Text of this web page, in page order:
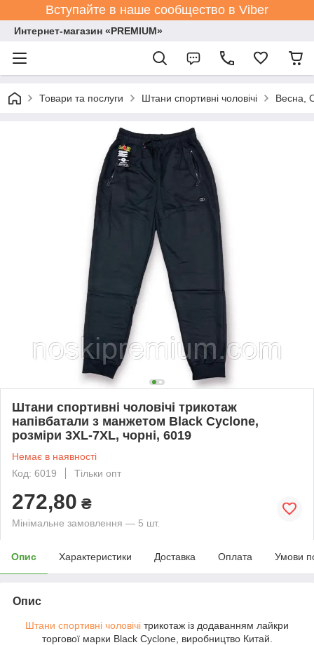
Вступайте в наше сообщество в Viber
Интернет-магазин «PREMIUM»
Товари та послуги Штани спортивні чоловічі Весна,
Штани спортивні чоловічі трикотаж
напівбатали з манжетом Black Cyclone,
розміри 3XL-7XL, чорні, 6019
Немає в наявності
Код: 6019
Тільки опт
272,80 ₴
Мінімальне замовлення — 5 шт.
Опис Характеристики Доставка Оплата Умови
Опис
Штани спортивні чоловічі трикотаж із додаванням лайкри
торгової марки Black Cyclone, виробництво Китай.